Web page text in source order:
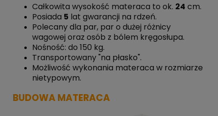
Całkowita wysokość materaca to ok. 24 cm.
Posiada 5 lat gwarancji na rdzeń.
Polecany dla par, par o dużej różnicy
wagowej oraz osób z bólem kręgosłupa.
Nośność: do 150 kg.
Transportowany "na płasko".
Możliwość wykonania materaca w rozmiarze
nietypowym.
BUDOWA MATERACA